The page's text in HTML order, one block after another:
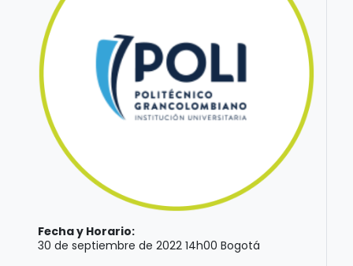
Fecha y Horario:
30 de septiembre de 2022 14h00 Bogotá